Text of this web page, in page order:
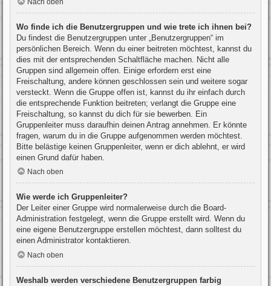
Wo finde ich die Benutzergruppen und wie trete ich ihnen bei?
Du findest die Benutzergruppen unter „Benutzergruppen“ im
persönlichen Bereich. Wenn du einer beitreten möchtest, kannst du
dies mit der entsprechenden Schaltfläche machen. Nicht alle
Gruppen sind allgemein offen. Einige erfordern erst eine
Freischaltung, andere können geschlossen sein und weitere sogar
versteckt. Wenn die Gruppe offen ist, kannst du ihr einfach durch
die entsprechende Funktion beitreten; verlangt die Gruppe eine
Freischaltung, so kannst du dich für sie bewerben. Ein
Gruppenleiter muss daraufhin deinen Antrag annehmen. Er könnte
fragen, warum du in die Gruppe aufgenommen werden möchtest.
Bitte belästige keinen Gruppenleiter, wenn er dich ablehnt, er wird
einen Grund dafür haben.
Nach oben
Wie werde ich Gruppenleiter?
Der Leiter einer Gruppe wird normalerweise durch die Board-
Administration festgelegt, wenn die Gruppe erstellt wird. Wenn du
eine eigene Benutzergruppe erstellen möchtest, dann solltest du
einen Administrator kontaktieren.
Nach oben
Weshalb werden verschiedene Benutzergruppen farbig